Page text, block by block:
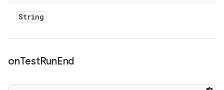
String
onTestRunEnd